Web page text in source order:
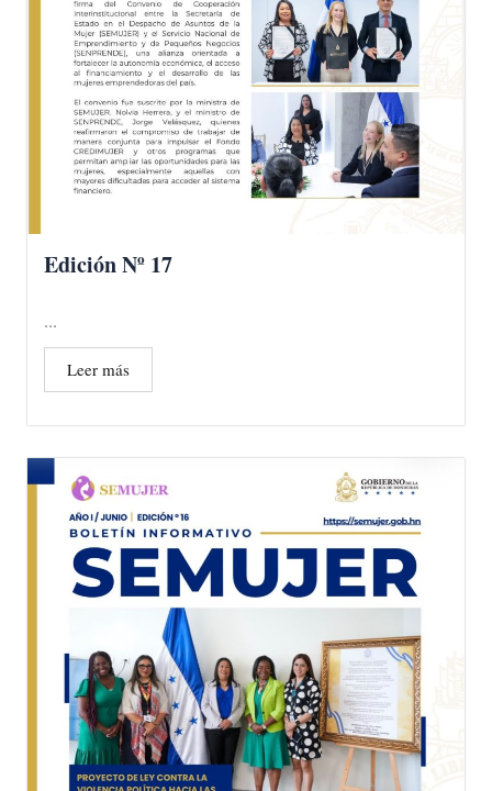
Edición Nº 17
...
Leer más